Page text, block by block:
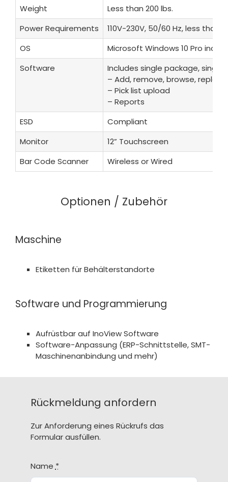
Weight
Less than 200 lbs.
Power Requirements
110V-230V, 50/60 Hz, less than
OS
Microsoft Windows 10 Pro
Software
Includes single package,
– Add, remove, browse,
– Pick list upload
– Reports
ESD
Compliant
Monitor
12” Touchscreen
Bar Code Scanner
Wireless or Wired
Optionen / Zubehör
Maschine
Etiketten für Behälterstandorte
Software und Programmierung
Aufrüstbar auf InoView Software
Software-Anpassung (ERP-Schnittstelle, SMT-
Maschinenanbindung und mehr)
Rückmeldung anfordern
Zur Anforderung eines Rückrufs das
Formular ausfüllen.
Name *